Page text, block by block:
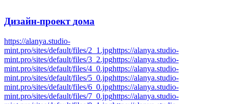
Дизайн-проект дома
https://alanya.studio-
mint.pro/sites/default/files/2_1.jpghttps://alanya.studio-
mint.pro/sites/default/files/3_2.jpghttps://alanya.studio-
mint.pro/sites/default/files/4_0.jpghttps://alanya.studio-
mint.pro/sites/default/files/5_0.jpghttps://alanya.studio-
mint.pro/sites/default/files/6_0.jpghttps://alanya.studio-
mint.pro/sites/default/files/7_0.jpghttps://alanya.studio-